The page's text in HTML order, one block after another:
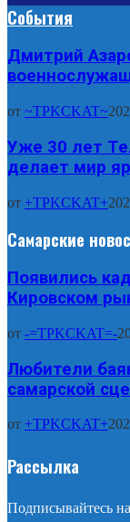
События
Дмитрий
от ~TPKCKAT~
Уже 30 лет
делает мир
от +TPKCKAT+
Самарские
Появились
Кировском
от -=TPKCKAT=-
Любители
самарской
от +TPKCKAT+
Рассылка
Подписывайтесь